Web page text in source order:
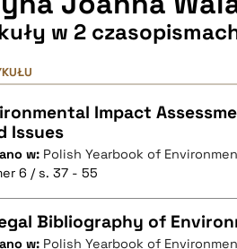
w 2
Impact
Issues
w: Polish Yearbook of
6 / s. 37 - 55
Bibliography of
w: Polish Yearbook of